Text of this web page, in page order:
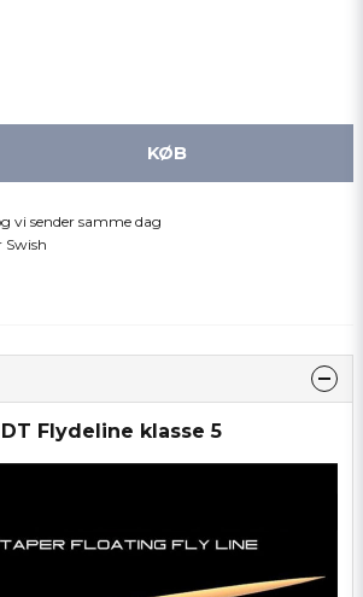
KØB
vi sender samme dag
Swish
Flydeline klasse 5